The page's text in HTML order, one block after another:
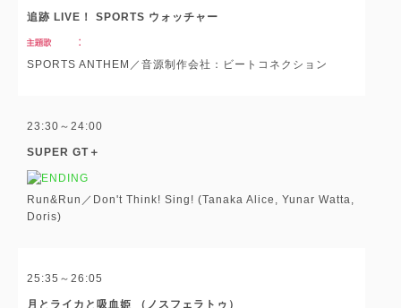
追跡 LIVE！ SPORTS ウォッチャー
SPORTS ANTHEM／音源制作会社：ビートコネクション
23:30～24:00
SUPER GT＋
Run&Run／Don't Think! Sing! (Tanaka Alice, Yunar Watta,
Doris)
25:35～26:05
月とライカと吸血姫 （ノスフェラトゥ）